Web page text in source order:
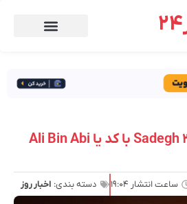
سپاه: آغاز عملیات Sadegh 3 با کد یا Ali Bin Abi
ساعت انتشار ۱۹:۰۴ دسته بندی: اخبار روز